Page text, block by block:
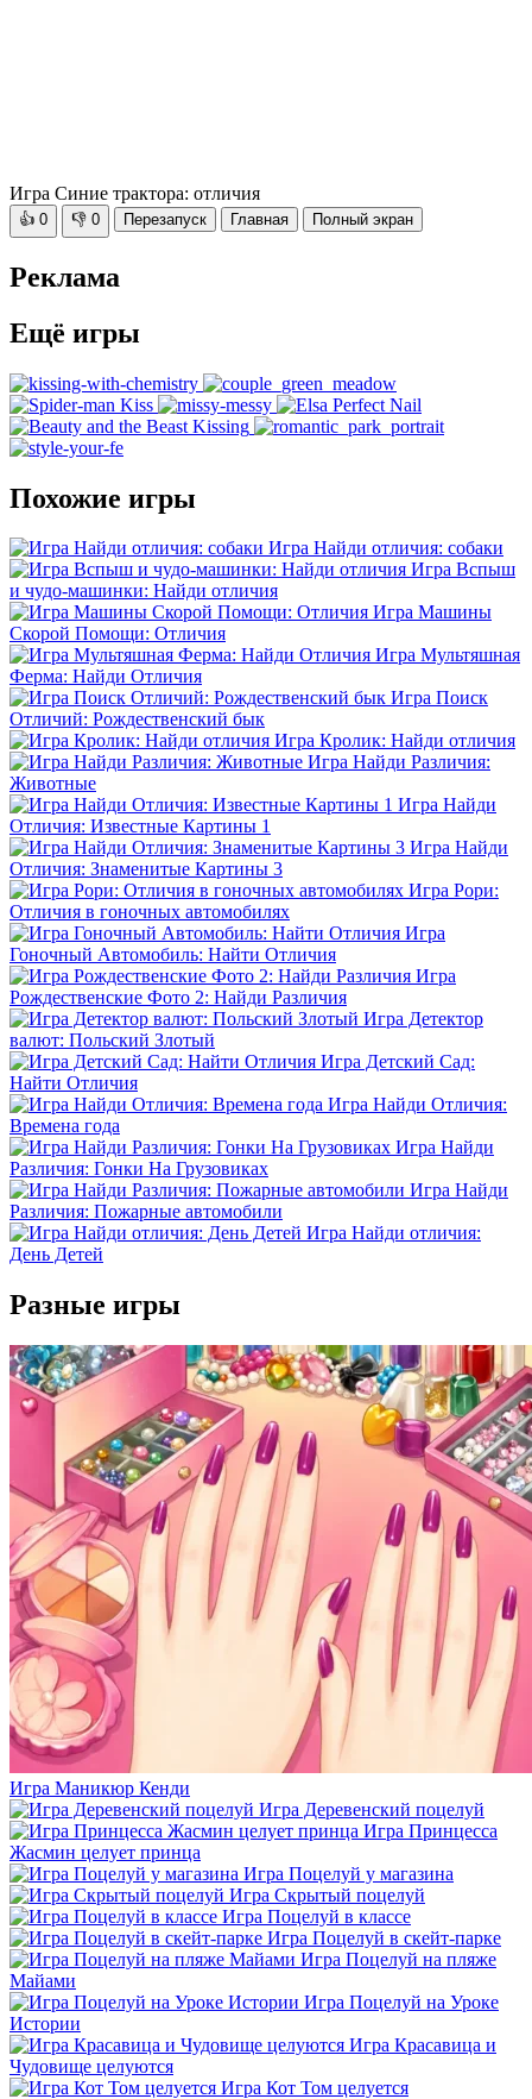
Игра Синие трактора: отличия
👍 0 👎 0 Перезапуск Главная Полный экран
Реклама
Ещё игры
Похожие игры
Игра Найди отличия: собаки
Игра Вспыш
и чудо-машинки: Найди отличия
Игра Машины
Скорой Помощи: Отличия
Игра Мультяшная
Ферма: Найди Отличия
Игра Поиск
Отличий: Рождественский бык
Игра Кролик: Найди отличия
Игра Найди Различия:
Животные
Игра Найди
Отличия: Известные Картины 1
Игра Найди
Отличия: Знаменитые Картины 3
Игра Рори:
Отличия в гоночных автомобилях
Игра
Гоночный Автомобиль: Найти Отличия
Игра
Рождественские Фото 2: Найди Различия
Игра Детектор
валют: Польский Злотый
Игра Детский Сад:
Найти Отличия
Игра Найди Отличия:
Времена года
Игра Найди
Различия: Гонки На Грузовиках
Игра Найди
Различия: Пожарные автомобили
Игра Найди отличия:
День Детей
Разные игры
Игра Маникюр Кенди
Игра Деревенский поцелуй
Игра Принцесса
Жасмин целует принца
Игра Поцелуй у магазина
Игра Скрытый поцелуй
Игра Поцелуй в классе
Игра Поцелуй в скейт-парке
Игра Поцелуй на пляже
Майами
Игра Поцелуй на Уроке
Истории
Игра Красавица и
Чудовище целуются
Игра Кот Том целуется